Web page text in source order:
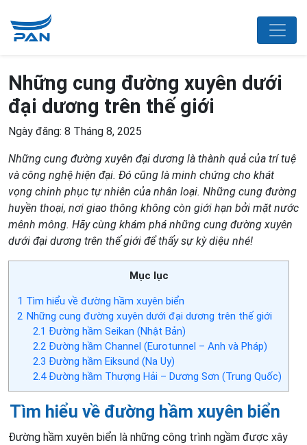
Những cung đường xuyên dưới
đại dương trên thế giới
Ngày đăng: 8 Tháng 8, 2025
Những cung đường xuyên đại dương là thành quả của trí tuệ
và công nghệ hiện đại. Đó cũng là minh chứng cho khát
vọng chinh phục tự nhiên của nhân loại. Những cung đường
huyền thoại, nơi giao thông không còn giới hạn bởi mặt nước
mênh mông. Hãy cùng khám phá những cung đường xuyên
dưới đại dương trên thế giới để thấy sự kỳ diệu nhé!
Mục lục
1 Tìm hiểu về đường hầm xuyên biển
2 Những cung đường xuyên dưới đại dương trên thế giới
2.1 Đường hầm Seikan (Nhật Bản)
2.2Đường hầm Channel (Eurotunnel – Anh và Pháp)
2.3 Đường hầm Eiksund (Na Uy)
2.4Đường hầm Thượng Hải – Dương Sơn (Trung Quốc)
Tìm hiểu về đường hầm xuyên biển
Đường hầm xuyên biển là những công trình ngầm được xây